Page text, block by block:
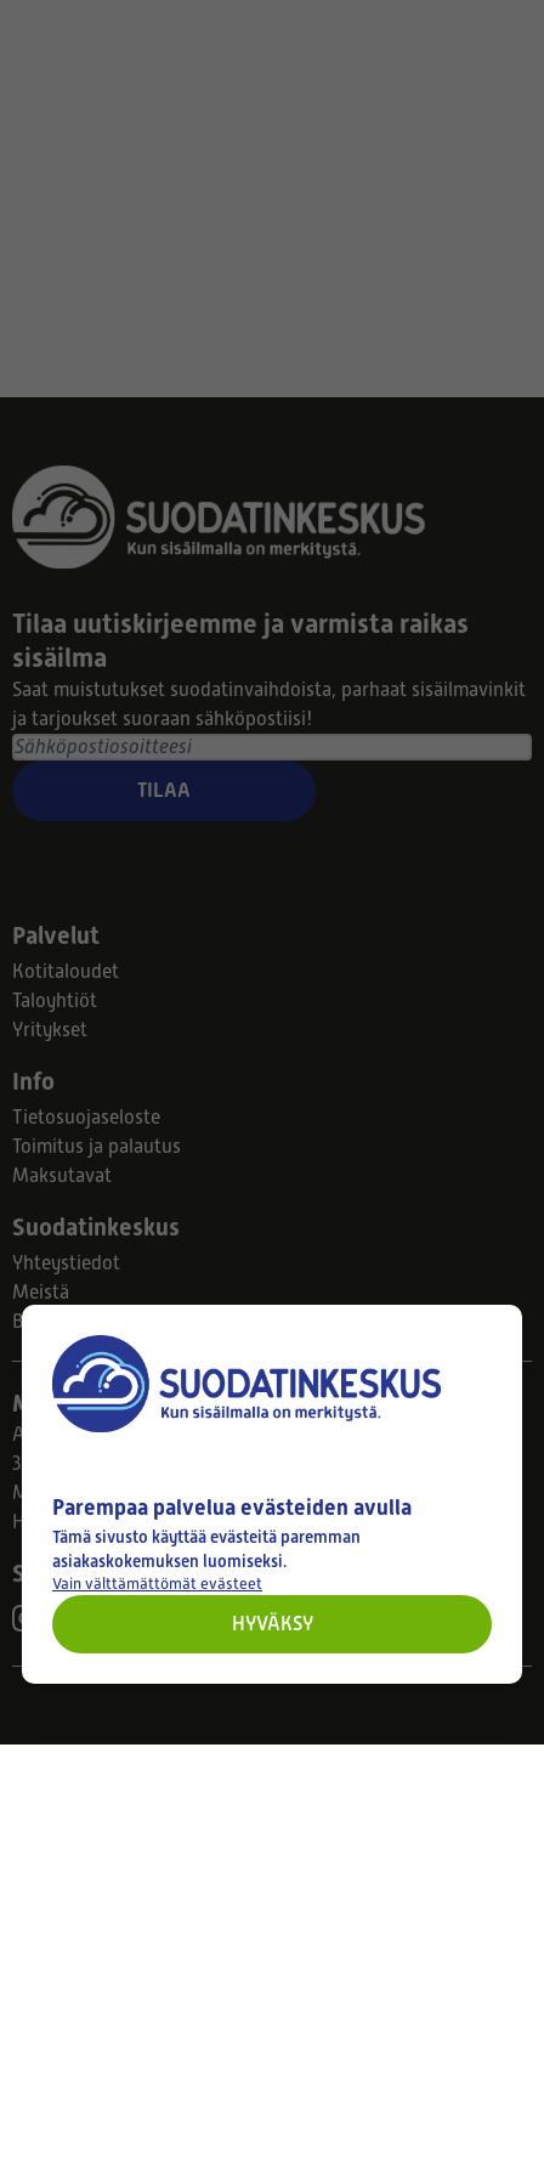
Tilaa uutiskirjeemme ja varmista raikas
sisäilma
Saat muistutukset suodatinvaihdoista, parhaat sisäilmavinkit
ja tarjoukset suoraan sähköpostiisi!
TILAA
Palvelut
Kotitaloudet
Taloyhtiöt
Yritykset
Info
Tietosuojaseloste
Toimitus ja palautus
Maksutavat
Suodatinkeskus
Yhteystiedot
Meistä
Blogi
Myymälä
Ahlmanintie 61
33800 Tampere
Ma–Pe 8–17
Huom! Myymälän poikkeusaukiolot: 27.7.-21.8. klo 8-16
Seuraa meitä
Parempaa palvelua evästeiden avulla
Tämä sivusto käyttää evästeitä paremman
asiakaskokemuksen luomiseksi.
Vain välttämättömät evästeet
HYVÄKSY